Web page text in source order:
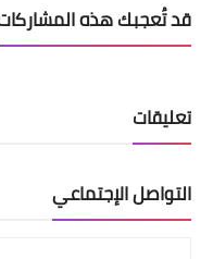
قد تُعجبك هذه
تعليقات
التواصل الإجتماعي